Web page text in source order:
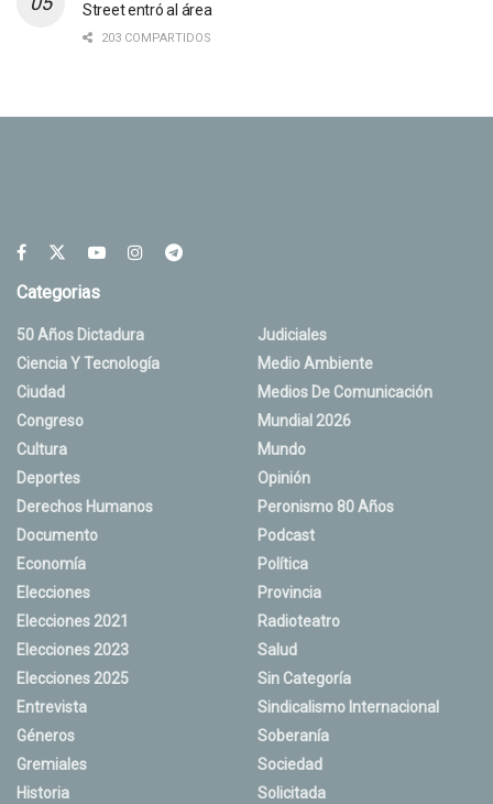
Street entró al área
203 COMPARTIDOS
Categorias
50 Años Dictadura
Ciencia Y Tecnología
Ciudad
Congreso
Cultura
Deportes
Derechos Humanos
Documento
Economía
Elecciones
Elecciones 2021
Elecciones 2023
Elecciones 2025
Entrevista
Géneros
Gremiales
Historia
Judiciales
Medio Ambiente
Medios De Comunicación
Mundial 2026
Mundo
Opinión
Peronismo 80 Años
Podcast
Política
Provincia
Radioteatro
Salud
Sin Categoría
Sindicalismo Internacional
Soberanía
Sociedad
Solicitada